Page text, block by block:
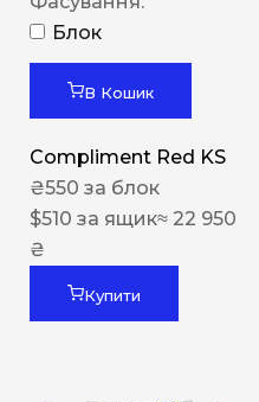
Блок
В Кошик
Compliment Red KS
₴550 за блок
$510 за ящик≈ 22 950
₴
Купити